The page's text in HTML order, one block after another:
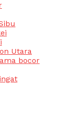
Utara
bocor